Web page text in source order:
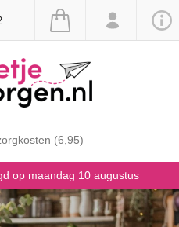
vaasgarantie
op maandag 10 augustus